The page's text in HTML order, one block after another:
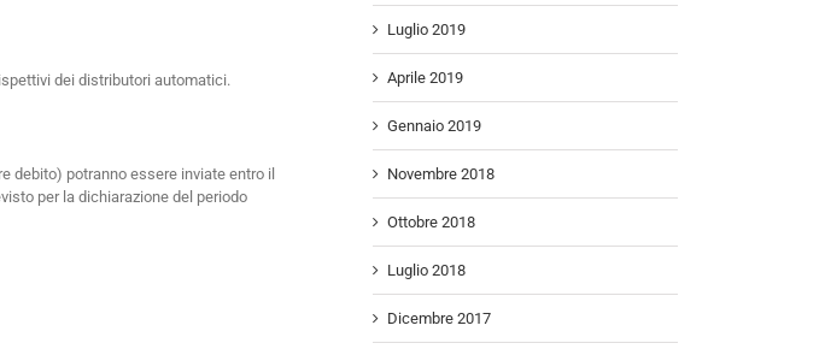
dei distributori automatici.
debito) potranno essere inviate entro il
per la dichiarazione del periodo
Luglio 2019
Aprile 2019
Gennaio 2019
Novembre 2018
Ottobre 2018
Luglio 2018
Dicembre 2017